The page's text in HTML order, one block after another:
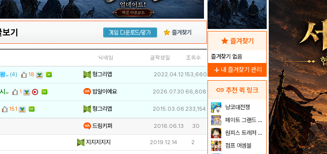
기 즐겨찾기
닉네임 글작성일 조회수
.. (4) 18 헝그리앱 2022.04.12 153,660
.. 1 밥알이에요 2026.07.30 66,808
151 헝그리앱 2015.03.06 233,154
드림키퍼 2016.06.13 30
지지지지지 2019.12.14 2
star 즐겨찾기
즐겨찾기 없음
add 내 즐겨찾기 관리
link 추천 퀵 링크
냥코대전쟁
페이트 그랜드 오더
원피스 트레저 크루즈
점프 어셈블